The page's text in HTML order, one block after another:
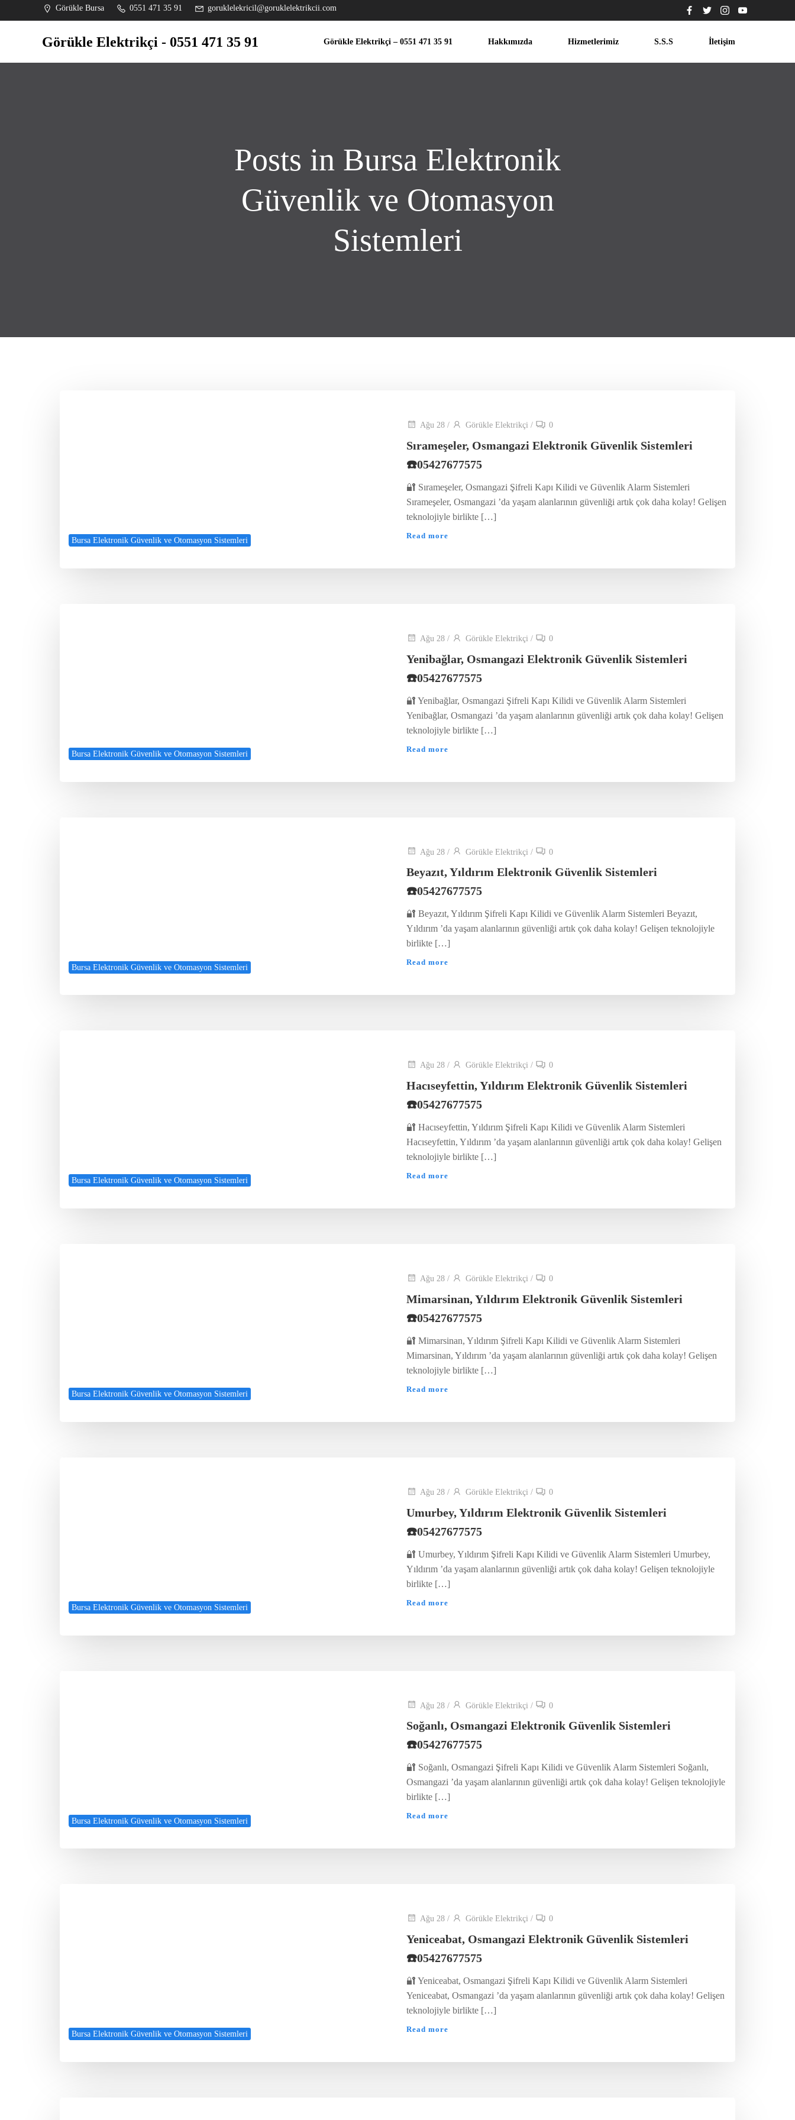
geç
Görükle Bursa 0551 471 35 91 goruklelekricil@goruklelektrikcii.com
Görükle Elektrikçi - 0551 471 35 91 Görükle Elektrikçi – 0551 471 35 91 Hakkımızda Hizmetlerimiz S.S.S İletişim
Posts in Bursa Elektronik
Güvenlik ve Otomasyon
Sistemleri
Bursa Elektronik Güvenlik ve Otomasyon Sistemleri
Ağu 28 / Görükle Elektrikçi / 0
Sırameşeler, Osmangazi Elektronik Güvenlik Sistemleri
☎️05427677575
🔐 Sırameşeler, Osmangazi Şifreli Kapı Kilidi ve Güvenlik Alarm Sistemleri
Sırameşeler, Osmangazi ’da yaşam alanlarının güvenliği artık çok daha kolay! Gelişen
teknolojiyle birlikte […]
Read more
Bursa Elektronik Güvenlik ve Otomasyon Sistemleri
Ağu 28 / Görükle Elektrikçi / 0
Yenibağlar, Osmangazi Elektronik Güvenlik Sistemleri
☎️05427677575
🔐 Yenibağlar, Osmangazi Şifreli Kapı Kilidi ve Güvenlik Alarm Sistemleri
Yenibağlar, Osmangazi ’da yaşam alanlarının güvenliği artık çok daha kolay! Gelişen
teknolojiyle birlikte […]
Read more
Bursa Elektronik Güvenlik ve Otomasyon Sistemleri
Ağu 28 / Görükle Elektrikçi / 0
Beyazıt, Yıldırım Elektronik Güvenlik Sistemleri
☎️05427677575
🔐 Beyazıt, Yıldırım Şifreli Kapı Kilidi ve Güvenlik Alarm Sistemleri Beyazıt,
Yıldırım ’da yaşam alanlarının güvenliği artık çok daha kolay! Gelişen teknolojiyle
birlikte […]
Read more
Bursa Elektronik Güvenlik ve Otomasyon Sistemleri
Ağu 28 / Görükle Elektrikçi / 0
Hacıseyfettin, Yıldırım Elektronik Güvenlik Sistemleri
☎️05427677575
🔐 Hacıseyfettin, Yıldırım Şifreli Kapı Kilidi ve Güvenlik Alarm Sistemleri
Hacıseyfettin, Yıldırım ’da yaşam alanlarının güvenliği artık çok daha kolay! Gelişen
teknolojiyle birlikte […]
Read more
Bursa Elektronik Güvenlik ve Otomasyon Sistemleri
Ağu 28 / Görükle Elektrikçi / 0
Mimarsinan, Yıldırım Elektronik Güvenlik Sistemleri
☎️05427677575
🔐 Mimarsinan, Yıldırım Şifreli Kapı Kilidi ve Güvenlik Alarm Sistemleri
Mimarsinan, Yıldırım ’da yaşam alanlarının güvenliği artık çok daha kolay! Gelişen
teknolojiyle birlikte […]
Read more
Bursa Elektronik Güvenlik ve Otomasyon Sistemleri
Ağu 28 / Görükle Elektrikçi / 0
Umurbey, Yıldırım Elektronik Güvenlik Sistemleri
☎️05427677575
🔐 Umurbey, Yıldırım Şifreli Kapı Kilidi ve Güvenlik Alarm Sistemleri Umurbey,
Yıldırım ’da yaşam alanlarının güvenliği artık çok daha kolay! Gelişen teknolojiyle
birlikte […]
Read more
Bursa Elektronik Güvenlik ve Otomasyon Sistemleri
Ağu 28 / Görükle Elektrikçi / 0
Soğanlı, Osmangazi Elektronik Güvenlik Sistemleri
☎️05427677575
🔐 Soğanlı, Osmangazi Şifreli Kapı Kilidi ve Güvenlik Alarm Sistemleri Soğanlı,
Osmangazi ’da yaşam alanlarının güvenliği artık çok daha kolay! Gelişen teknolojiyle
birlikte […]
Read more
Bursa Elektronik Güvenlik ve Otomasyon Sistemleri
Ağu 28 / Görükle Elektrikçi / 0
Yeniceabat, Osmangazi Elektronik Güvenlik Sistemleri
☎️05427677575
🔐 Yeniceabat, Osmangazi Şifreli Kapı Kilidi ve Güvenlik Alarm Sistemleri
Yeniceabat, Osmangazi ’da yaşam alanlarının güvenliği artık çok daha kolay! Gelişen
teknolojiyle birlikte […]
Read more